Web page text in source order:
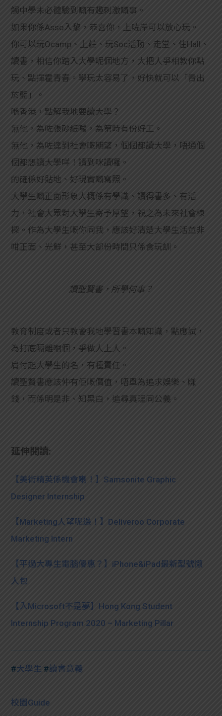
觸中學未必體驗到嘅有趣刺激嘅事。
如果你係Asso入黎，恭喜你，上咗岸可以放心玩。
你可以玩Ocamp、上莊、玩Soc活動、走堂、住Hall、
讀書，相信你踏入大學呢個地方，大把人爭相教你點
玩、點揮霍青春。學玩太容易了，好快就可以「青出
於藍」。
喺香港，點解我地要讀大學？
無他，為咗張砂紙囉，為第時有份好工。
無他，為咗達到社會嘅期望，個個都讀大學，唔通個
個都想讀大學咩！讀到咪讀囉。
的確係好貼地、好現實嘅寫照。
大學生嘅正面形象大概係有學識、讀得書多、有活
力，社會大眾對大學生寄予厚望，視之為未來社會棟
樑。作為大學生嘅你同我，應該好清楚大學生活並非
咁正面、光鮮，甚至大部份時間只係食玩訓。
讀聖賢書，所學何事？
教育制度或者只教會我地學習書本嘅知識，點應試，
為打底隔離嗰個，爭做人上人。
肩付起大學生的名，有種責任。
讀聖賢書應該仲有佢嘅價值，唔單為追求娛樂、賺
錢，而係明是非、知黑白，追尋真理同公義。
延伸閱讀:
【美術精英係機會喇！】Samsonite Graphic
Designer Internship
【Marketing人望呢邊！】Deliveroo Corporate
Marketing Intern
【平過大專生電腦優惠？】iPhone&iPad最新型號懶
人包
【入Microsoft不是夢】Hong Kong Student
Internship Program 2020 – Marketing Pillar
#大學生 #讀書意義
校園Guide